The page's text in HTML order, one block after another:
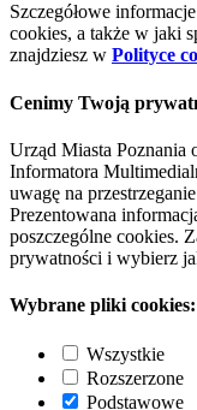
Szczegółowe
cookies, a także w jaki
znajdziesz w Polityce
Cenimy Twoją
Urząd Miasta Poznania
Informatora
uwagę na
Prezentowana
poszczególne cookies.
prywatności i wybierz
Wybrane pliki cookies:
Wszystkie
Rozszerzone
Podstawowe